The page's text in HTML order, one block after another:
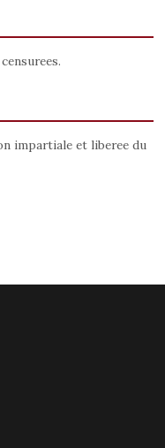
impartiale et liberee du